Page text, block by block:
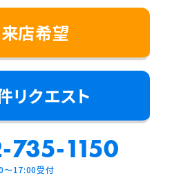
来店希望
リクエスト
735-1150
～17:00受付